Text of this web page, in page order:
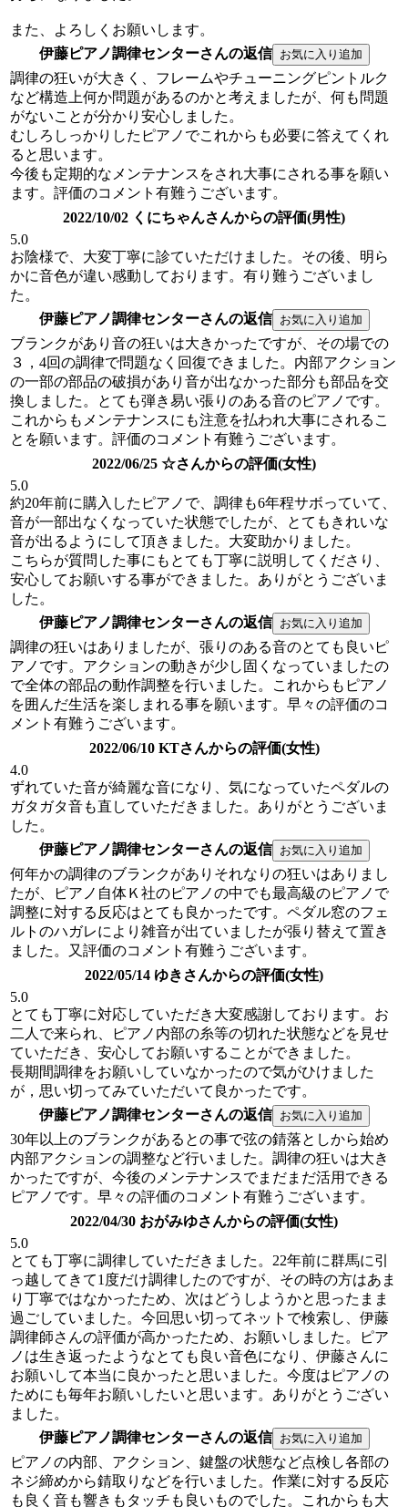
また、よろしくお願いします。
伊藤ピアノ調律センターさんの返信
調律の狂いが大きく、フレームやチューニングピントルク
など構造上何か問題があるのかと考えましたが、何も問題
がないことが分かり安心しました。
むしろしっかりしたピアノでこれからも必要に答えてくれ
ると思います。
今後も定期的なメンテナンスをされ大事にされる事を願い
ます。評価のコメント有難うございます。
2022/10/02 くにちゃんさんからの評価(男性)
5.0
お陰様で、大変丁寧に診ていただけました。その後、明ら
かに音色が違い感動しております。有り難うございまし
た。
伊藤ピアノ調律センターさんの返信
ブランクがあり音の狂いは大きかったですが、その場での
３，4回の調律で問題なく回復できました。内部アクション
の一部の部品の破損があり音が出なかった部分も部品を交
換しました。とても弾き易い張りのある音のピアノです。
これからもメンテナンスにも注意を払われ大事にされるこ
とを願います。評価のコメント有難うございます。
2022/06/25 ☆さんからの評価(女性)
5.0
約20年前に購入したピアノで、調律も6年程サボっていて、
音が一部出なくなっていた状態でしたが、とてもきれいな
音が出るようにして頂きました。大変助かりました。
こちらが質問した事にもとても丁寧に説明してくださり、
安心してお願いする事ができました。ありがとうございま
した。
伊藤ピアノ調律センターさんの返信
調律の狂いはありましたが、張りのある音のとても良いピ
アノです。アクションの動きが少し固くなっていましたの
で全体の部品の動作調整を行いました。これからもピアノ
を囲んだ生活を楽しまれる事を願います。早々の評価のコ
メント有難うございます。
2022/06/10 KTさんからの評価(女性)
4.0
ずれていた音が綺麗な音になり、気になっていたペダルの
ガタガタ音も直していただきました。ありがとうございま
した。
伊藤ピアノ調律センターさんの返信
何年かの調律のブランクがありそれなりの狂いはありまし
たが、ピアノ自体Ｋ社のピアノの中でも最高級のピアノで
調整に対する反応はとても良かったです。ペダル窓のフェ
ルトのハガレにより雑音が出ていましたが張り替えて置き
ました。又評価のコメント有難うございます。
2022/05/14 ゆきさんからの評価(女性)
5.0
とても丁寧に対応していただき大変感謝しております。お
二人で来られ、ピアノ内部の糸等の切れた状態などを見せ
ていただき、安心してお願いすることができました。
長期間調律をお願いしていなかったので気がひけました
が，思い切ってみていただいて良かったです。
伊藤ピアノ調律センターさんの返信
30年以上のブランクがあるとの事で弦の錆落としから始め
内部アクションの調整など行いました。調律の狂いは大き
かったですが、今後のメンテナンスでまだまだ活用できる
ピアノです。早々の評価のコメント有難うございます。
2022/04/30 おがみゆさんからの評価(女性)
5.0
とても丁寧に調律していただきました。22年前に群馬に引
っ越してきて1度だけ調律したのですが、その時の方はあま
り丁寧ではなかったため、次はどうしようかと思ったまま
過ごしていました。今回思い切ってネットで検索し、伊藤
調律師さんの評価が高かったため、お願いしました。ピア
ノは生き返ったようなとても良い音色になり、伊藤さんに
お願いして本当に良かったと思いました。今度はピアノの
ためにも毎年お願いしたいと思います。ありがとうござい
ました。
伊藤ピアノ調律センターさんの返信
ピアノの内部、アクション、鍵盤の状態など点検し各部の
ネジ締めから錆取りなどを行いました。作業に対する反応
も良く音も響きもタッチも良いものでした。これからも大